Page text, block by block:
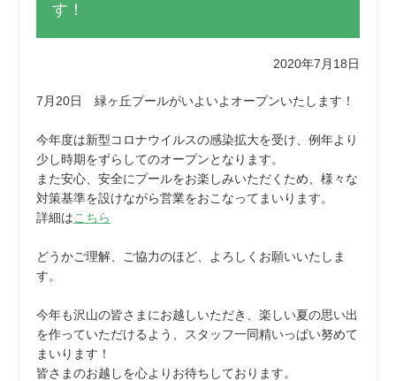
す！
2020年7月18日
7月20日 緑ヶ丘プールがいよいよオープンいたします！
今年度は新型コロナウイルスの感染拡大を受け、例年より
少し時期をずらしてのオープンとなります。
また安心、安全にプールをお楽しみいただくため、様々な
対策基準を設けながら営業をおこなってまいります。
詳細はこちら
どうかご理解、ご協力のほど、よろしくお願いいたしま
す。
今年も沢山の皆さまにお越しいただき、楽しい夏の思い出
を作っていただけるよう、スタッフ一同精いっぱい努めて
まいります！
皆さまのお越しを心よりお待ちしております。